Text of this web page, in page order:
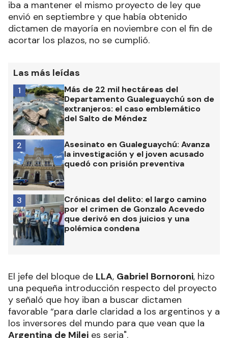
iba a mantener el mismo proyecto de ley que
envió en septiembre y que había obtenido
dictamen de mayoría en noviembre con el fin de
acortar los plazos, no se cumplió.
Las más leídas
Más de 22 mil hectáreas del
Departamento Gualeguaychú son de
extranjeros: el caso emblemático
del Salto de Méndez
1
Asesinato en Gualeguaychú: Avanza
la investigación y el joven acusado
quedó con prisión preventiva
2
Crónicas del delito: el largo camino
por el crimen de Gonzalo Acevedo
que derivó en dos juicios y una
polémica condena
3
El jefe del bloque de LLA, Gabriel Bornoroni, hizo
una pequeña introducción respecto del proyecto
y señaló que hoy iban a buscar dictamen
favorable “para darle claridad a los argentinos y a
los inversores del mundo para que vean que la
Argentina de Milei es seria".